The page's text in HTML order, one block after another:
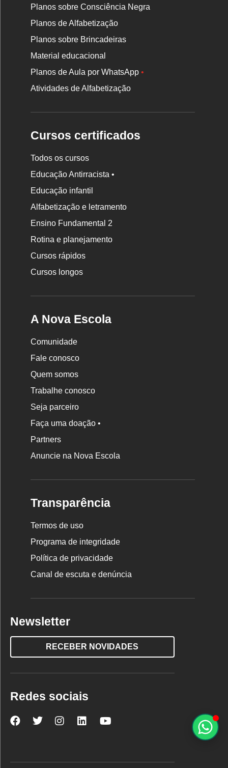
Planos sobre Consciência Negra
Planos de Alfabetização
Planos sobre Brincadeiras
Material educacional
Planos de Aula por WhatsApp•
Atividades de Alfabetização
Cursos certificados
Todos os cursos
Educação Antirracista •
Educação infantil
Alfabetização e letramento
Ensino Fundamental 2
Rotina e planejamento
Cursos rápidos
Cursos longos
A Nova Escola
Comunidade
Fale conosco
Quem somos
Trabalhe conosco
Seja parceiro
Faça uma doação •
Partners
Anuncie na Nova Escola
Transparência
Termos de uso
Programa de integridade
Política de privacidade
Canal de escuta e denúncia
Newsletter
RECEBER NOVIDADES
Redes sociais
Nova
Facebook
Nova
Twitter
Nova
Instagram
Nova
LinkedInYouTube